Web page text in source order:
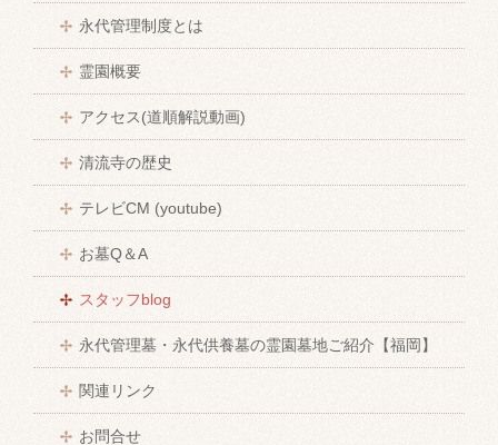
永代管理制度とは
霊園概要
アクセス(道順解説動画)
清流寺の歴史
テレビCM (youtube)
お墓Q＆A
スタッフblog
永代管理墓・永代供養墓の霊園墓地ご紹介【福岡】
関連リンク
お問合せ